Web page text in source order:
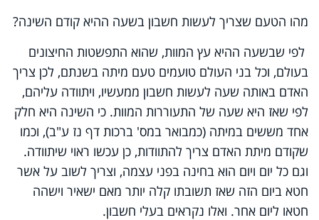
מהו הטעם שצריך לעשות חשבון בשעה ההיא קודם השינה?
לפי שבשעה ההיא עץ המוות, שהוא התפשטות החיצונים
בעולם, וכל בני העולם טועמים טעם מיתה בשנתם, לכן צריך
האדם באותה שעה לעשות חשבון ממעשיו, ויתוודה עליהם,
לפי שאז היא שעה של התעוררות המוות. כי השינה היא חלק
אחד מששים במיתה (כמבואר במס' ברכות דף נז ע"ב), וכמו
שקודם מיתת האדם צריך להתוודות, כן עכשו ראוי שיתוודה.
וגם כל יום ויום הוא בחינה בפני עצמה, וצריך לשוב על אשר
חטא ביום הזה שאז תשובתו קלה יותר מאם ישאיר וישהה
חטאו ליום אחר. ואלו נקראים בעלי חשבון.